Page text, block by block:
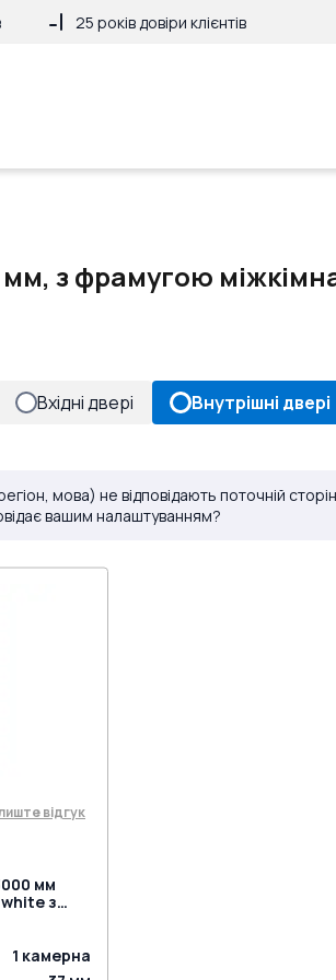
25 років довіри клієнтів
з фрамугою
Вхідні двері Внутрішні двері
мова) не відповідають поточній
вашим налаштуванням?
відгук
мм
з
1 камерна